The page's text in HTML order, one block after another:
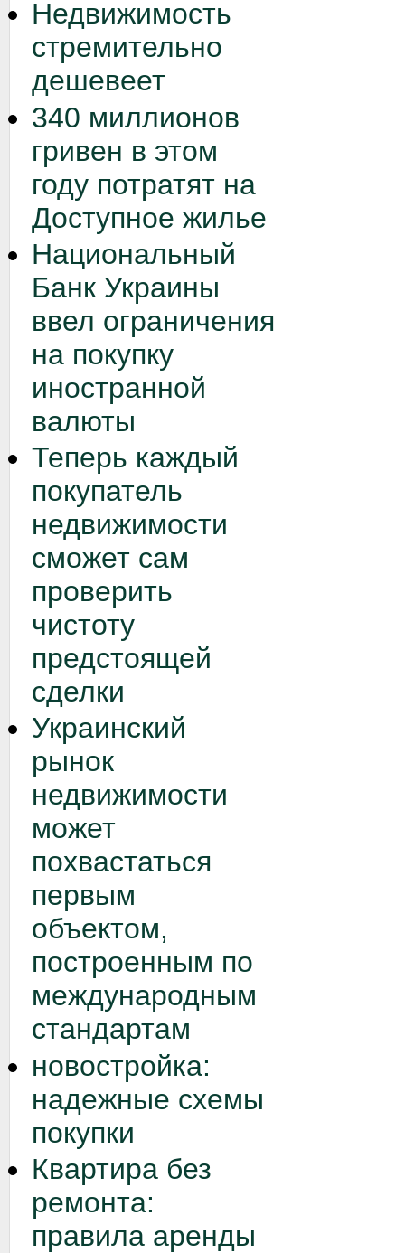
Недвижимость
стремительно
дешевеет
340 миллионов
гривен в этом
году потратят на
Доступное жилье
Национальный
Банк Украины
ввел ограничения
на покупку
иностранной
валюты
Теперь каждый
покупатель
недвижимости
сможет сам
проверить
чистоту
предстоящей
сделки
Украинский
рынок
недвижимости
может
похвастаться
первым
объектом,
построенным по
международным
стандартам
новостройка:
надежные схемы
покупки
Квартира без
ремонта:
правила аренды